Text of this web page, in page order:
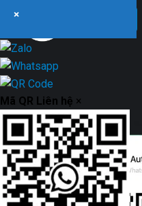
×
Mã QR Liên hệ ×